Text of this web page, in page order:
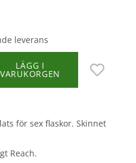
leverans
LÄGG I
VARUKORGEN
för sex flaskor. Skinnet
Reach.